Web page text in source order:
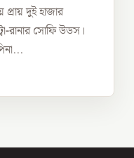
দুই হাজার
রানার সোফি উডস।